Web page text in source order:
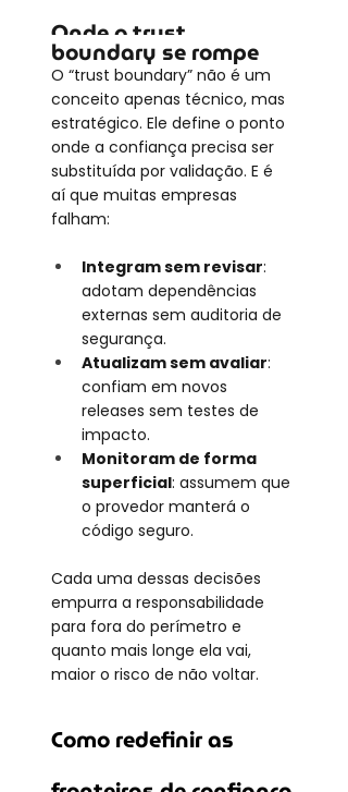
Onde o trust
boundary se rompe
O “trust boundary” não é um
conceito apenas técnico, mas
estratégico. Ele define o ponto
onde a confiança precisa ser
substituída por validação. E é
aí que muitas empresas
falham:
Integram sem revisar:
adotam dependências
externas sem auditoria de
segurança.
Atualizam sem avaliar:
confiam em novos
releases sem testes de
impacto.
Monitoram de forma
superficial: assumem que
o provedor manterá o
código seguro.
Cada uma dessas decisões
empurra a responsabilidade
para fora do perímetro e
quanto mais longe ela vai,
maior o risco de não voltar.
Como redefinir as